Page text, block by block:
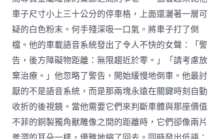
車子尺寸小上三十公分的停車格，上面還灑著一層可
疑的白色粉末。何手殘深吸一口氣。將車子打了倒
檔。他的車載語音系統發出了令人不快的女聲：「警
告，後方障礙物距離：無限趨近於零。」「請考慮放
棄治療。」他忽略了警告，開始緩慢地倒車。他最討
厭的不是語音系統，而是那兩塊永遠在關鍵時刻自動
收折的後視鏡。當他需要它們來判斷車體與那座價值
不菲的銅製獨角獸雕像之間的距離時，它們卻像兩片